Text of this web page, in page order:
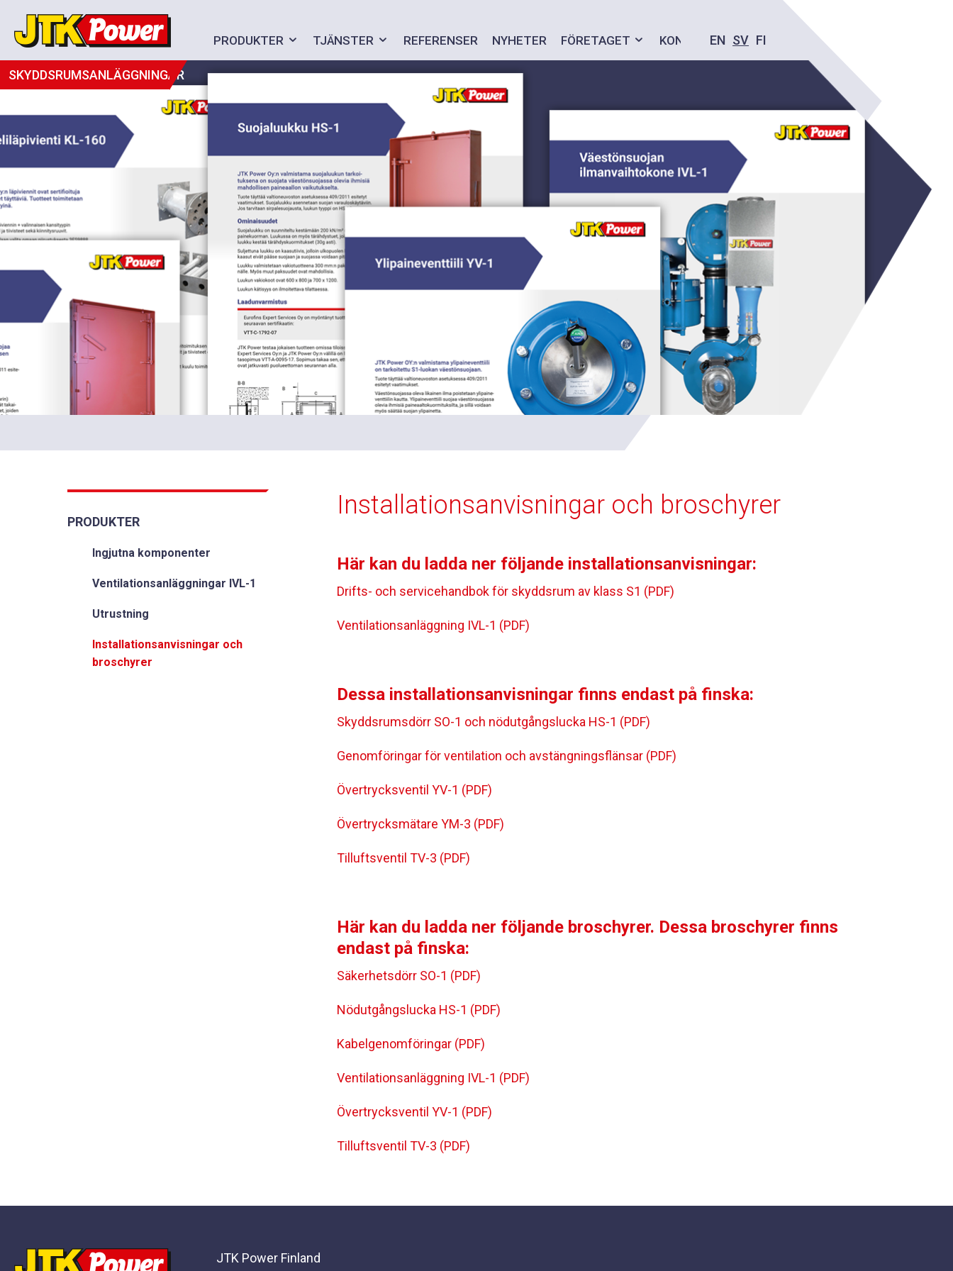
EN SV FI
PRODUKTER TJÄNSTER REFERENSER NYHETER FÖRETAGET KONTAKT
SKYDDSRUMSANLÄGGNINGAR
PRODUKTER
Ingjutna komponenter
Ventilationsanläggningar IVL-1
Utrustning
Installationsanvisningar och
broschyrer
Installationsanvisningar och broschyrer
Här kan du ladda ner följande installationsanvisningar:
Drifts- och servicehandbok för skyddsrum av klass S1 (PDF)
Ventilationsanläggning IVL-1 (PDF)
Dessa installationsanvisningar finns endast på finska:
Skyddsrumsdörr SO-1 och nödutgångslucka HS-1 (PDF)
Genomföringar för ventilation och avstängningsflänsar (PDF)
Övertrycksventil YV-1 (PDF)
Övertrycksmätare YM-3 (PDF)
Tilluftsventil TV-3 (PDF)
Här kan du ladda ner följande broschyrer. Dessa broschyrer finns
endast på finska:
Säkerhetsdörr SO-1 (PDF)
Nödutgångslucka HS-1 (PDF)
Kabelgenomföringar (PDF)
Ventilationsanläggning IVL-1 (PDF)
Övertrycksventil YV-1 (PDF)
Tilluftsventil TV-3 (PDF)
JTK Power Finland